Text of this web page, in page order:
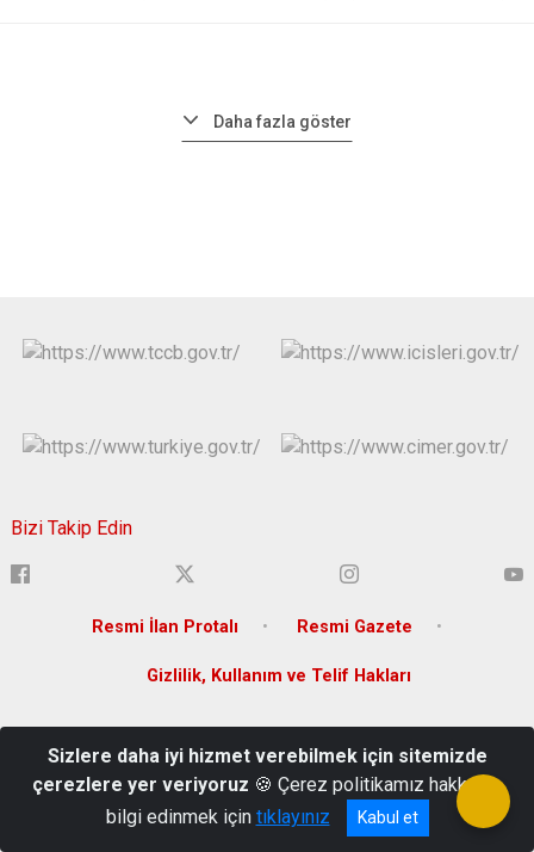
Daha fazla göster
Bizi Takip Edin
Resmi İlan Protalı Resmi Gazete
Gizlilik, Kullanım ve Telif Hakları
/DİYARBAKIR
(0 412) 280 20 00
Sizlere daha iyi hizmet verebilmek için sitemizde
çerezlere yer veriyoruz 🍪 Çerez politikamız hakkında
bilgi edinmek için tıklayınız Kabul et